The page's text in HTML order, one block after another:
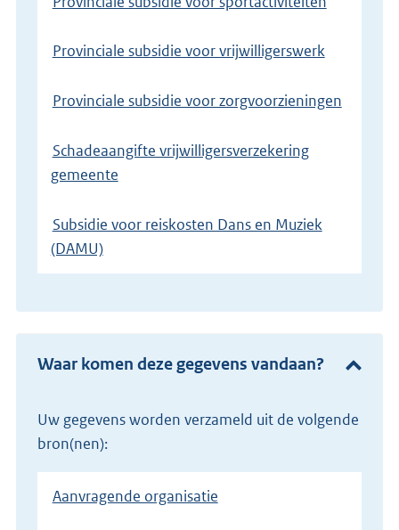
Provinciale subsidie voor vrijwilligerswerk
Provinciale subsidie voor zorgvoorzieningen
Schadeaangifte vrijwilligersverzekering
gemeente
Subsidie voor reiskosten Dans en Muziek
(DAMU)
Waar komen deze gegevens vandaan?
Uw gegevens worden verzameld uit de volgende
bron(nen):
Aanvragende organisatie